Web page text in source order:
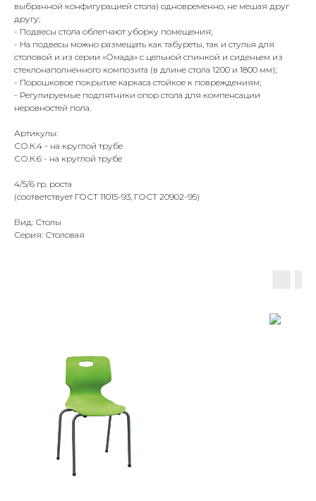
выбранной конфигурацией стола) одновременно, не мешая друг
другу;
- Подвесы стола облегчают уборку помещения;
- На подвесы можно размещать как табуреты, так и стулья для
столовой и из серии «Омада» с цельной спинкой и сиденьем из
стеклонаполненного композита (в длине стола 1200 и 1800 мм);
- Порошковое покрытие каркаса стойкое к повреждениям;
- Регулируемые подпятники опор стола для компенсации
неровностей пола.
Артикулы:
СО.К.4 - на круглой трубе
СО.К.6 - на круглой трубе
4/5/6 гр. роста
(соответствует ГОСТ 11015-93, ГОСТ 20902-95)
Вид: Столы
Серия: Столовая